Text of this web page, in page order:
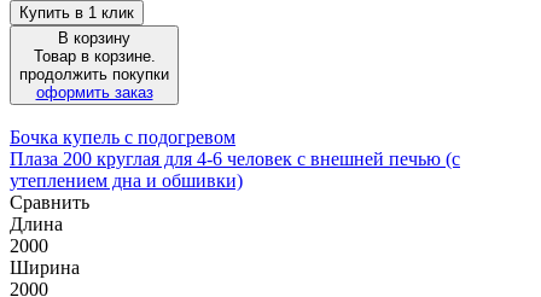
Купить в 1 клик
В корзину
Товар в корзине.
продолжить покупки
оформить заказ
Бочка купель с подогревом
Плаза 200 круглая для 4-6 человек с внешней печью (с
утеплением дна и обшивки)
Сравнить
Длина
2000
Ширина
2000